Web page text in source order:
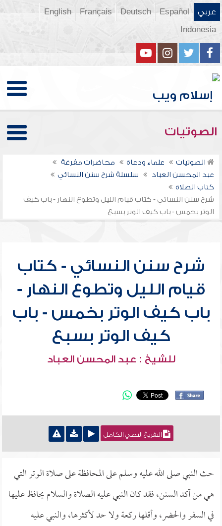
عربي Español
Deutsch
Français
English
Indonesia
الصوتيات
الصوتيات علماء ودعاة
محاضرات مفرغة
عبد المحسن العباد
سلسلة شرح سنن النسائي
كتاب الصلاة
شرح سنن النسائي - كتاب قيام الليل وتطوع النهار - باب كيف
الوتر بخمس - باب كيف الوتر بسبع
شرح سنن النسائي - كتاب
قيام الليل وتطوع النهار -
باب كيف الوتر بخمس - باب
كيف الوتر بسبع
للشيخ : عبد المحسن العباد
التفريغ النصي الكامل
حث النبي صلى الله عليه وسلم على المحافظة على صلاة الوتر التي
هي من آكد السنن، فقد كان النبي عليه الصلاة والسلام يحافظ عليها
في السفر والحضر، وأقلها ركعة ولا حد لأكثرها، والنبي عليه